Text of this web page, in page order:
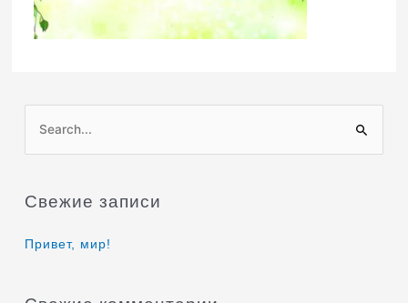
о
с
Свежие записи
Привет, мир!